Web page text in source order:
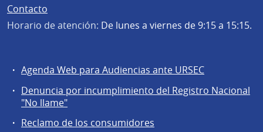
Contacto
Horario de atención: De lunes a viernes de 9:15 a 15:15.
Servicios
Agenda Web para Audiencias ante URSEC
Denuncia por incumplimiento del Registro Nacional
"No llame"
Reclamo de los consumidores